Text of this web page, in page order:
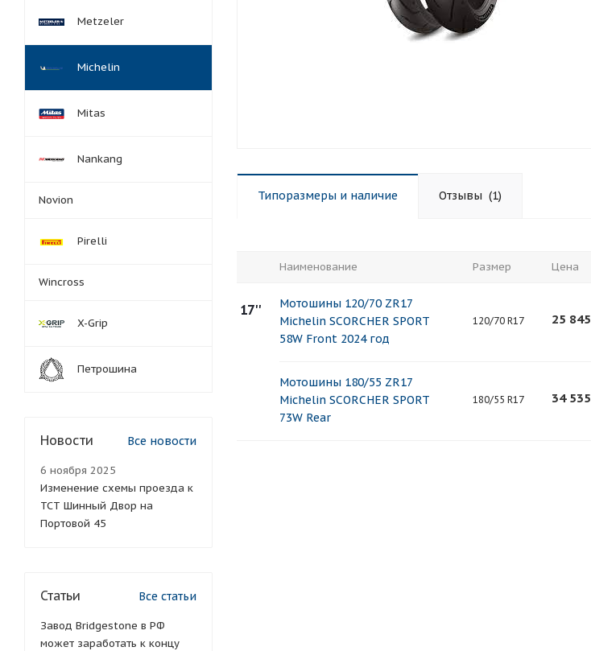
Типоразмеры и наличие Отзывы (1)
Наименование Размер Цена
17''
Мотошины 120/70 ZR17
Michelin SCORCHER SPORT
58W Front 2024 год
120/70 R17 25 845
Мотошины 180/55 ZR17
Michelin SCORCHER SPORT
73W Rear
180/55 R17 34 535
Metzeler
Michelin
Mitas
Nankang
Novion
Pirelli
Wincross
X-Grip
Петрошина
Новости Все новости
6 ноября 2025
Изменение схемы проезда к
ТСТ Шинный Двор на
Портовой 45
Статьи Все статьи
Завод Bridgestone в РФ
может заработать к концу